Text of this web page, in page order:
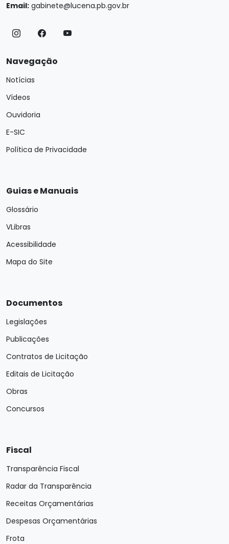
Email: gabinete@lucena.pb.gov.br
Navegação
Notícias
Vídeos
Ouvidoria
E-SIC
Política de Privacidade
Guias e Manuais
Glossário
VLibras
Acessibilidade
Mapa do Site
Documentos
Legislações
Publicações
Contratos de Licitação
Editais de Licitação
Obras
Concursos
Fiscal
Transparência Fiscal
Radar da Transparência
Receitas Orçamentárias
Despesas Orçamentárias
Frota